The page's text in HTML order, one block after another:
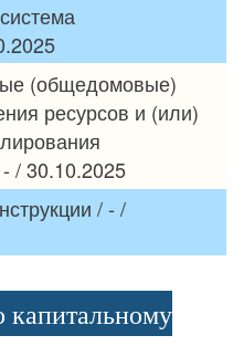
(общедомовые)
ресурсов и (или)
/ 30.10.2025
/ - /
капитальному